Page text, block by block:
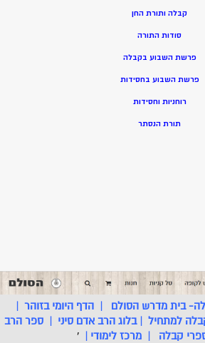
קבלה ותורת החן
סודות התורה
פרשת השבוע בקבלה
פרשת השבוע בחסידות
רוחניות וחסידות
תורת הנסתר
בית מדרש הסולם |הדף היומי בזוהר |
למתחיל |בלוג הרב אדם סיני |ספר הרב
קבלה | מרכז לימודי |
'